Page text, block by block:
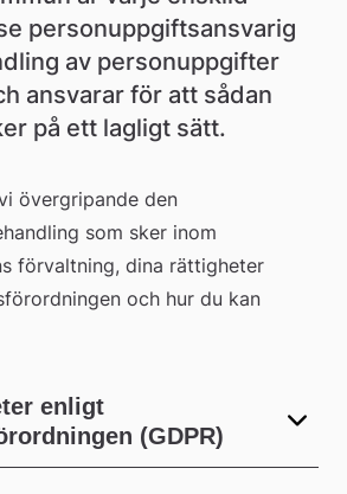
personuppgiftsansvarig
av personuppgifter
ansvarar för att sådan
på ett lagligt sätt.
övergripande den
som sker inom
förvaltning, dina rättigheter
och hur du kan
enligt
(GDPR)